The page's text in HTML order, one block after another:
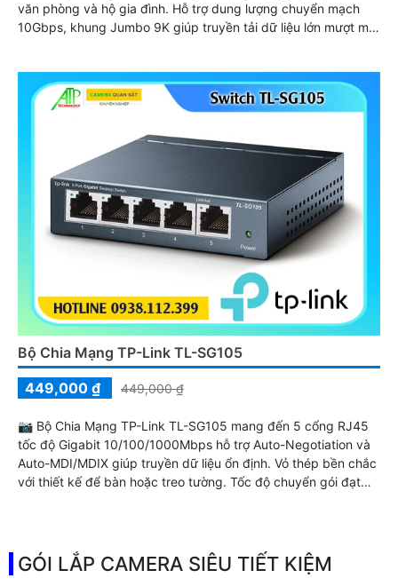
văn phòng và hộ gia đình. Hỗ trợ dung lượng chuyển mạch
10Gbps, khung Jumbo 9K giúp truyền tải dữ liệu lớn mượt mà.
hiệu suất ổn định.
Bộ Chia Mạng TP-Link TL-SG105
449,000 ₫
449,000 ₫
📷 Bộ Chia Mạng TP-Link TL-SG105 mang đến 5 cổng RJ45
tốc độ Gigabit 10/100/1000Mbps hỗ trợ Auto-Negotiation và
Auto-MDI/MDIX giúp truyền dữ liệu ổn định. Vỏ thép bền chắc
với thiết kế để bàn hoặc treo tường. Tốc độ chuyển gói đạt
GÓI LẮP CAMERA SIÊU TIẾT KIỆM